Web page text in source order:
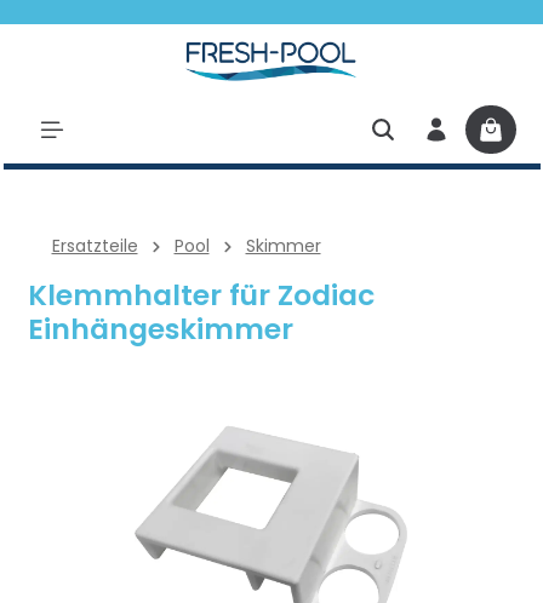
Ersatzteile Pool Skimmer
Klemmhalter für Zodiac
Einhängeskimmer